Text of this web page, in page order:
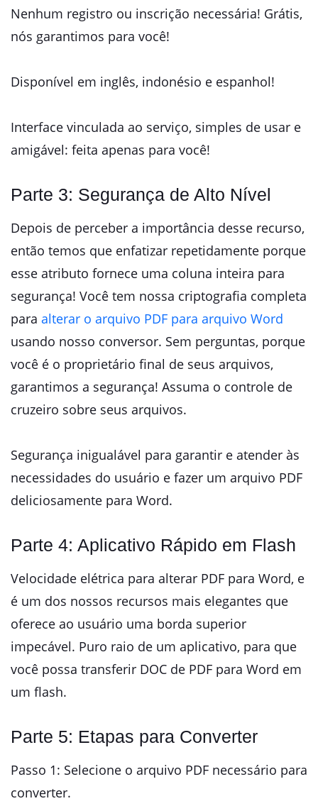
Nenhum registro ou inscrição necessária! Grátis,
nós garantimos para você!
Disponível em inglês, indonésio e espanhol!
Interface vinculada ao serviço, simples de usar e
amigável: feita apenas para você!
Parte 3: Segurança de Alto Nível
Depois de perceber a importância desse recurso,
então temos que enfatizar repetidamente porque
esse atributo fornece uma coluna inteira para
segurança! Você tem nossa criptografia completa
para alterar o arquivo PDF para arquivo Word
usando nosso conversor. Sem perguntas, porque
você é o proprietário final de seus arquivos,
garantimos a segurança! Assuma o controle de
cruzeiro sobre seus arquivos.
Segurança inigualável para garantir e atender às
necessidades do usuário e fazer um arquivo PDF
deliciosamente para Word.
Parte 4: Aplicativo Rápido em Flash
Velocidade elétrica para alterar PDF para Word, e
é um dos nossos recursos mais elegantes que
oferece ao usuário uma borda superior
impecável. Puro raio de um aplicativo, para que
você possa transferir DOC de PDF para Word em
um flash.
Parte 5: Etapas para Converter
Passo 1: Selecione o arquivo PDF necessário para
converter.